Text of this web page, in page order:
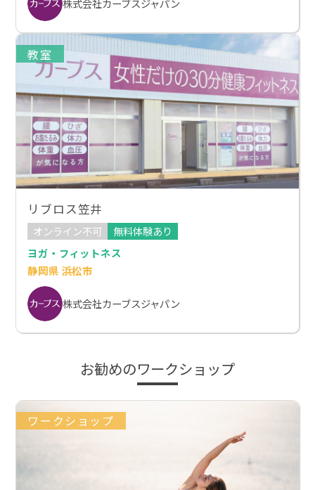
株式会社カーブスジャパン
教室
リブロス笠井
オンライン不可
無料体験あり
ヨガ・フィットネス
静岡県 浜松市
株式会社カーブスジャパン
お勧めのワークショップ
ワークショップ